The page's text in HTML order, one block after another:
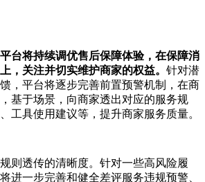
平台将持续调优售后保障体验，在保障消
，关注并切实维护商家的权益。 针对潜
，平台将逐步完善前置预警机制，在商
基于场景，向商家透出对应的服务规
工具使用建议等，提升商家服务质量。
则透传的清晰度。针对一些高风险履
进一步完善和健全差评服务违规预警、